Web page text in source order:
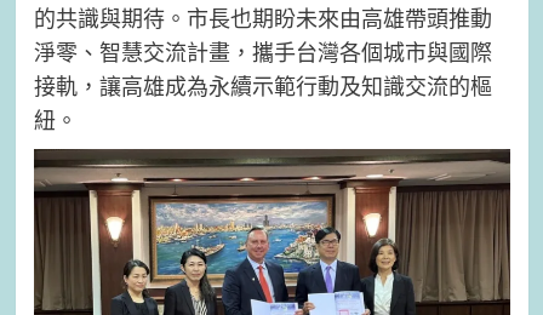
的共識與期待。市長也期盼未來由高雄帶頭推動
淨零、智慧交流計畫，攜手台灣各個城市與國際
接軌，讓高雄成為永續示範行動及知識交流的樞
紐。